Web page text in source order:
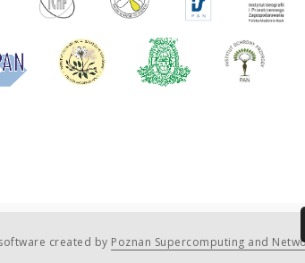
created by Poznan Supercomputing and